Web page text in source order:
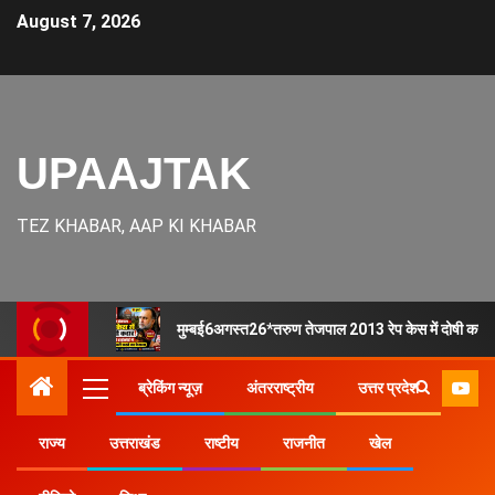
August 7, 2026
UPAAJTAK
TEZ KHABAR, AAP KI KHABAR
मुम्बई6अगस्त26*तरुण तेजपाल 2013 रेप केस में दोषी करार,
ब्रेकिंग न्यूज़ अंतरराष्ट्रीय उत्तर प्रदेश
राज्य उत्तराखंड राष्टीय राजनीत खेल